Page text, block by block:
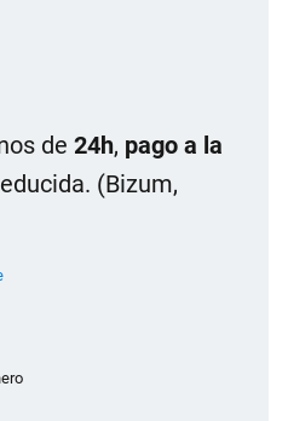
de 24h, pago a la
(Bizum,